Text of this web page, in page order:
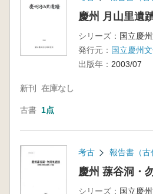
慶州 月山里遺
シリーズ：
発行元： 国立慶州
出版年： 2003/07
新刊 在庫なし
古書 1点
考古 報告書（古
慶州 蓀谷洞・
シリーズ：